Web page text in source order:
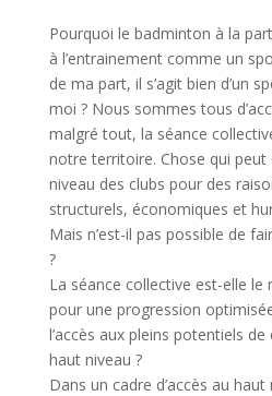
Pourquoi le badminton à la
à l’entrainement comme un
de ma part, il s’agit bien d’un
moi ? Nous sommes tous
malgré tout, la séance
notre territoire. Chose qui
niveau des clubs pour des
structurels, économiques et
Mais n’est-il pas possible de
?
La séance collective est-elle
pour une progression
l’accès aux pleins potentiels de
haut niveau ?
Dans un cadre d’accès au